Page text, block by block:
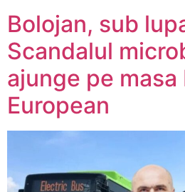
Bolojan, sub
Scandalul
ajunge pe
European